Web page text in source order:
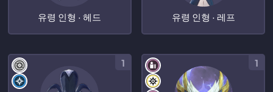
유령 인형 · 헤드 유령 인형 · 레프
1 1